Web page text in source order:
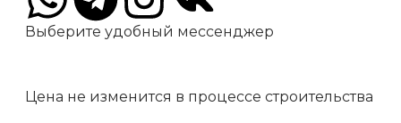
Выберите удобный мессенджер
Цена не изменится в процессе строительства